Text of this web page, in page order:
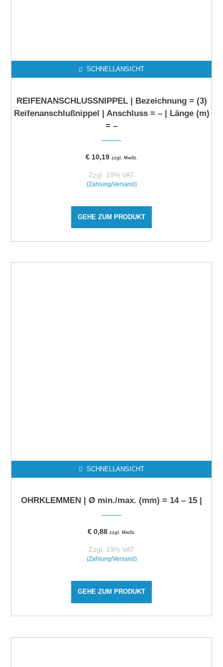
SCHNELLANSICHT
REIFENANSCHLUSSNIPPEL | Bezeichnung = (3)
Reifenanschlußnippel | Anschluss = – | Länge (m)
= –
€ 10,19 zzgl. MwSt.
Zzgl. 19% VAT
(Zahlung/Versand)
GEHE ZUM PRODUKT
SCHNELLANSICHT
OHRKLEMMEN | Ø min./max. (mm) = 14 – 15 |
€ 0,88 zzgl. MwSt.
Zzgl. 19% VAT
(Zahlung/Versand)
GEHE ZUM PRODUKT